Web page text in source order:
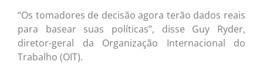
“Os tomadores de decisão agora terão dados reais
para basear suas políticas”, disse Guy Ryder,
diretor-geral da Organização Internacional do
Trabalho (OIT).